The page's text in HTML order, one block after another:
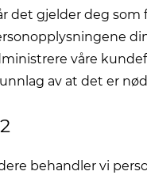
det gjelder deg som
våre
av at det er
behandler vi